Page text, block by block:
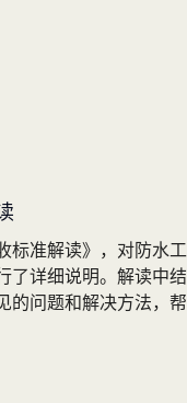
标准解读》，对防水工
了详细说明。解读中结
的问题和解决方法，帮